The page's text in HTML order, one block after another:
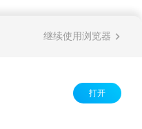
继续使用浏览器
打开